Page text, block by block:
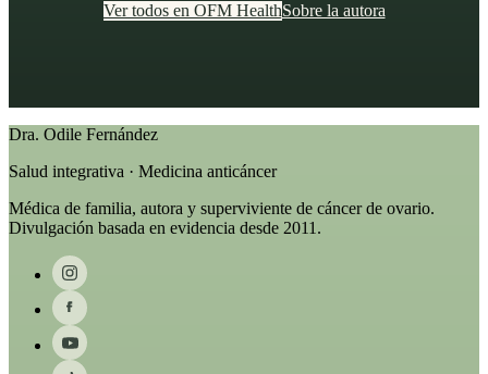
Ver todos en OFM HealthSobre la autora
Dra. Odile Fernández
Salud integrativa · Medicina anticáncer
Médica de familia, autora y superviviente de cáncer de ovario.
Divulgación basada en evidencia desde 2011.